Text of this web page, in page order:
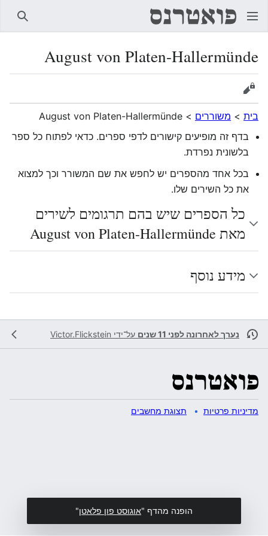
August von Platen-Hallermünde
הצגת מקור
בית > משוררים >
August von Platen-Hallermünde
בדף זה מופיעים קישורים לדפי ספרים. כדאי לפתוח כל ספר
בלשונית נפרדת.
בכל אחד מהספרים יש לחפש את שם המשורר וכך למצוא
את כל השירים שלו.
כל הספרים שיש בהם תרגומים לשירים
מאת August von Platen-Hallermünde
מידע נוסף
נערך לאחרונה לפני 11 שנים על־ידי Victor.Flickstein
מדיניות פרטיות תצוגת מחשבים
הופנה מהדף "אוגוסט פון פלאטן"